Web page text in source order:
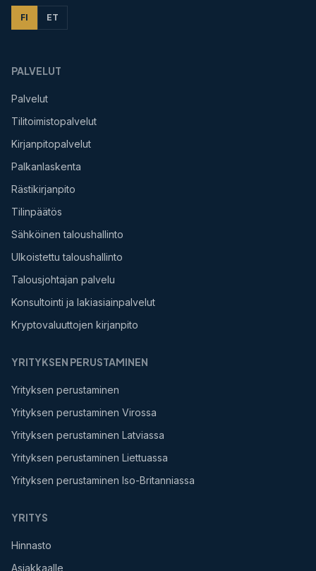
FI ET
PALVELUT
Palvelut
Tilitoimistopalvelut
Kirjanpitopalvelut
Palkanlaskenta
Rästikirjanpito
Tilinpäätös
Sähköinen taloushallinto
Ulkoistettu taloushallinto
Talousjohtajan palvelu
Konsultointi ja lakiasiainpalvelut
Kryptovaluuttojen kirjanpito
YRITYKSEN PERUSTAMINEN
Yrityksen perustaminen
Yrityksen perustaminen Virossa
Yrityksen perustaminen Latviassa
Yrityksen perustaminen Liettuassa
Yrityksen perustaminen Iso-Britanniassa
YRITYS
Hinnasto
Asiakkaalle